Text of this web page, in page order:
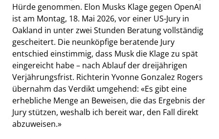
Hürde genommen. Elon Musks Klage gegen OpenAI
ist am Montag, 18. Mai 2026, vor einer US-Jury in
Oakland in unter zwei Stunden Beratung vollständig
gescheitert. Die neunköpfige beratende Jury
entschied einstimmig, dass Musk die Klage zu spät
eingereicht habe – nach Ablauf der dreijährigen
Verjährungsfrist. Richterin Yvonne Gonzalez Rogers
übernahm das Verdikt umgehend: «Es gibt eine
erhebliche Menge an Beweisen, die das Ergebnis der
Jury stützen, weshalb ich bereit war, den Fall direkt
abzuweisen.»